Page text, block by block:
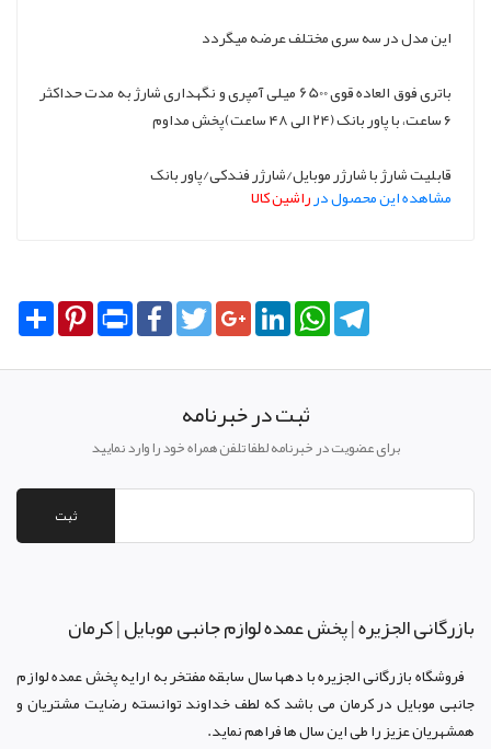
این مدل در سه سری مختلف عرضه میگردد
باتری فوق العاده قوی 6500 میلی آمپری و نگهداری شارژ به مدت حداکثر
۶ ساعت، با پاور بانک (۲۴ الی ۴۸ ساعت)پخش مداوم
قابلیت شارژ با شارژر موبایل/شارژر فندکی/پاور بانک
مشاهده این محصول درراشین کالا
Share PinterestPrint FacebookTwitterGoogle+LinkedInWhatsApp
ثبت در خبرنامه
برای عضویت در خبرنامه لطفا تلفن همراه خود را وارد نمایید
ثبت
بازرگانی الجزيره | پخش عمده لوازم جانبی موبایل | کرمان
فروشگاه بازرگانی الجزيره با دهها سال سابقه مفتخر به ارايه پخش عمده لوازم
جانبی موبایل در کرمان می باشد که لطف خداوند توانسته رضايت مشتريان و
همشهريان عزيز را طی اين سال ها فراهم نمايد.